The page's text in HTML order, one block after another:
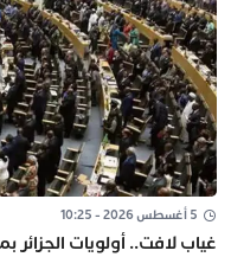
5 أغسطس 2026 - 10:25
غياب لافت.. أولويات